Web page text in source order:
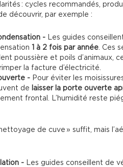
: cycles recommandés,
découvrir, par exemple :
- Les guides
1 à 2 fois par année. Ces
poussière et poils d’animaux,
la facture d’électricité.
- Pour éviter les
de
laisser la porte ouverte
frontal. L’humidité reste
de cuve » suffit, mais
- Les guides conseillent de